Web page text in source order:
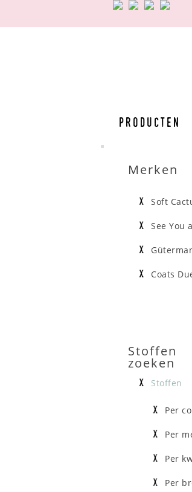
Producten
Merken
Soft
See You
Coats
Stoffen
zoeken
Stoffen
Per
Per
Per
Per